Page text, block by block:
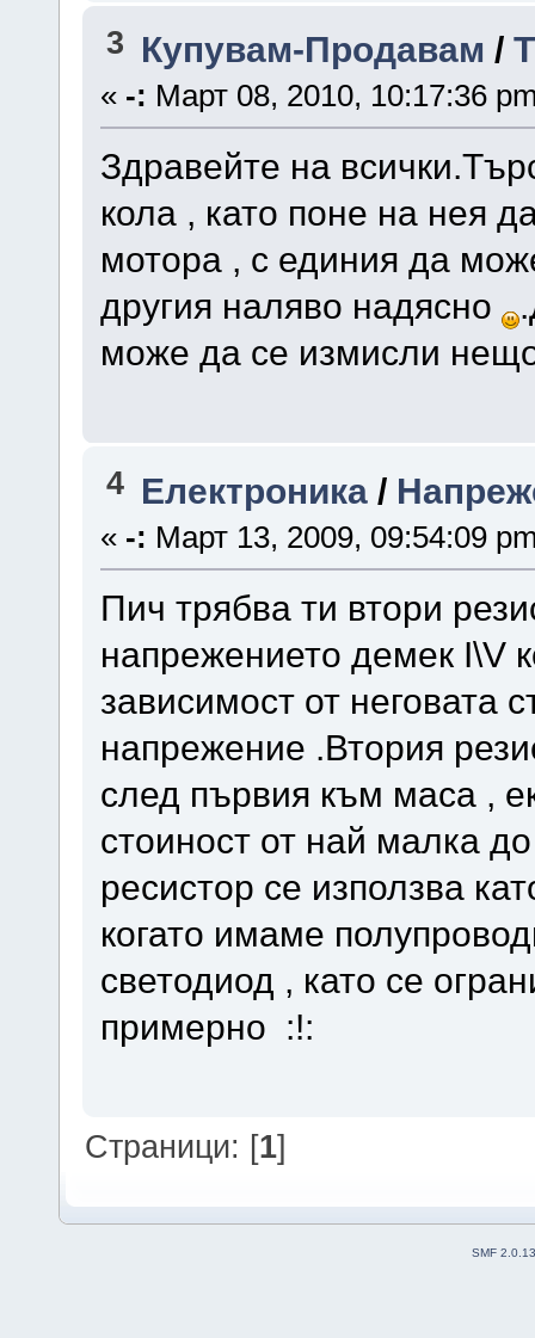
3 Купувам-Продавам /
« -: Март 08, 2010, 10:17:36
Здравейте на
кола , като поне на нея
мотора , с единия да
другия наляво надясно
може да се измисли
4 Електроника /
« -: Март 13, 2009, 09:54:09
Пич трябва ти втори
напрежението демек I\V
зависимост от
напрежение .Втория
след първия към маса ,
стоиност от най малка
ресистор се използва
когато имаме
светодиод , като се
примерно :!:
Страници: [1]
SMF 2.0.13